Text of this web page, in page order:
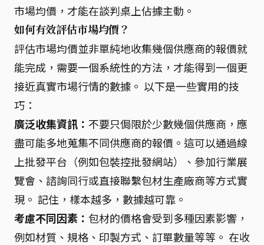
市場均價，才能在談判桌上佔據主動。
如何有效評估市場均價？
評估市場均價並非單純地收集幾個供應商的報價就
能完成，需要一個系統性的方法，才能得到一個更
接近真實市場行情的數據。 以下是一些實用的技
巧：
廣泛收集資訊： 不要只侷限於少數幾個供應商，應
盡可能多地蒐集不同供應商的報價。這可以通過線
上批發平台（例如包裝控批發網站）、參加行業展
覽會、諮詢同行或直接聯繫包材生產廠商等方式實
現。 記住，樣本越多，數據越可靠。
考慮不同因素： 包材的價格會受到多種因素影響，
例如材質、規格、印製方式、訂單數量等等。 在收